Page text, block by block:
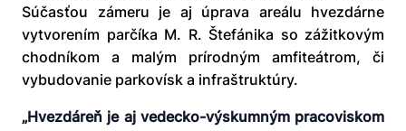
Súčasťou zámeru je aj úprava areálu hvezdárne
vytvorením parčíka M. R. Štefánika so zážitkovým
chodníkom a malým prírodným amfiteátrom, či
vybudovanie parkovísk a infraštruktúry.
„Hvezdáreň je aj vedecko-výskumným pracoviskom